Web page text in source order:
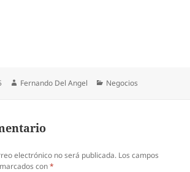
Autor
Fernando Del Angel Categorías
Negocios
electrónico no será publicada. Los campos
con*